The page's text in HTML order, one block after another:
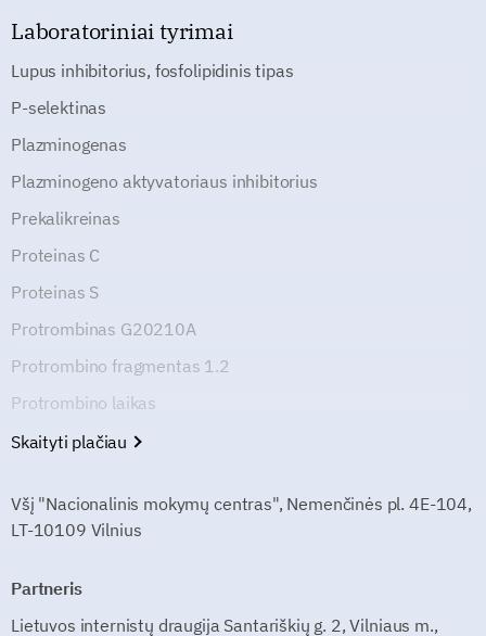
Laboratoriniai tyrimai
Lupus inhibitorius, fosfolipidinis tipas
P-selektinas
Plazminogenas
Plazminogeno aktyvatoriaus inhibitorius
Prekalikreinas
Proteinas C
Proteinas S
Protrombinas G20210A
Protrombino fragmentas 1.2
Protrombino laikas
Skaityti plačiau
Všį "Nacionalinis mokymų centras", Nemenčinės pl. 4E-104,
LT-10109 Vilnius
Partneris
Lietuvos internistų draugija Santariškių g. 2, Vilniaus m.,